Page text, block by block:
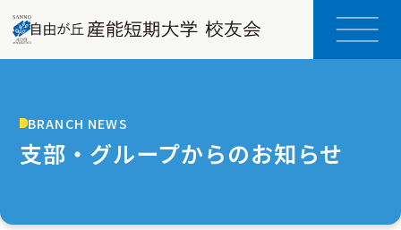
BRANCH NEWS
支部・グループからのお知らせ